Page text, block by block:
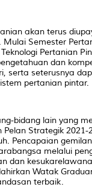
akan terus
Semester
Pertanian
dan
serta seterusnya
pertanian pintar.
bidang lain yang
Strategik
Pencapaian
melalui
dan
Watak
terbaik.